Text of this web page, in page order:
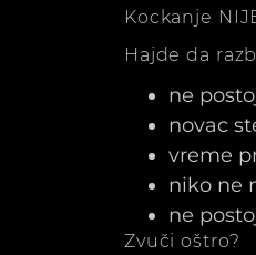
Kockanje
Hajde da
ne
novac
vreme
niko ne
ne
Zvuči oštro?